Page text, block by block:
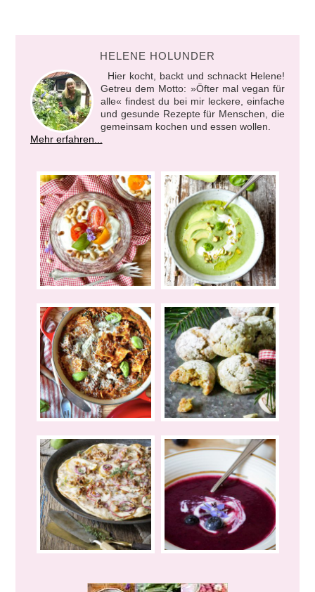
HELENE HOLUNDER
Hier kocht, backt und schnackt Helene!
Getreu dem Motto: »Öfter mal vegan für
alle« findest du bei mir leckere, einfache
und gesunde Rezepte für Menschen, die
gemeinsam kochen und essen wollen.
Mehr erfahren...